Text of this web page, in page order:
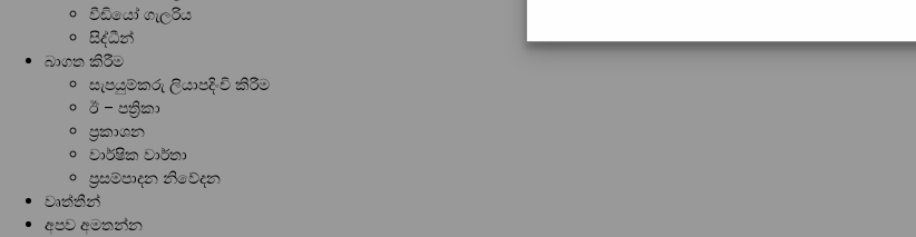
වීඩියෝ ගැලරිය
සිද්ධීන්
බාගත කිරීම
සැපයුම්කරු ලියාපදිංචි කිරීම
ඊ – පත්‍රිකා
ප්‍රකාශන
වාර්ෂික වාර්තා
ප්‍රසම්පාදන නිවේදන
වෘත්තීන්
අපව අමතන්න